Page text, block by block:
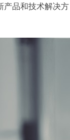
产品和技术解决方